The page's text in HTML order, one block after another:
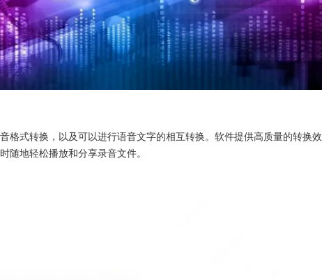
格式转换，以及可以进行语音文字的相互转换。软件提供高质量的转换效
地轻松播放和分享录音文件。